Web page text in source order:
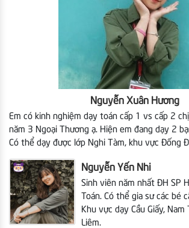
Nguyễn Xuân Hương
Em có kinh nghiệm dạy toán cấp 1 vs cấp 2
năm 3 Ngoại Thương ạ. Hiện em đang dạy 2
Có thể dạy được lớp Nghi Tàm, khu vực Đống
Nguyễn Yến Nhi
Sinh viên năm nhất ĐH SP
Toán. Có thể gia sư các bé
Khu vực dạy Cầu Giấy, Nam
Liêm.